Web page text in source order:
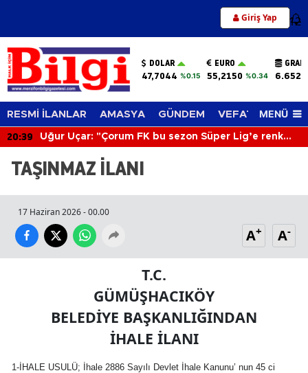
Giriş Yap 12
DOLAR
47,7044 %0.15
EURO
55,2150 %0.34
RESMİ İLANLAR AMASYA GÜNDEM VEFAT EDENLER
MENÜ
20:39
Uğur Uçar: "Çorum FK bu sezon Süper Lig’e renk
TAŞINMAZ İLANI
17 Haziran 2026 - 00.00
A+ A-
T.C.
GÜMÜŞHACIKÖY
BELEDİYE BAŞKANLIĞINDAN
İHALE İLANI
1-İHALE USULÜ; İhale 2886 Sayılı Devlet İhale Kanunu’ nun 45 ci